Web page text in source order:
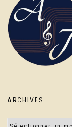
ARCHIVES